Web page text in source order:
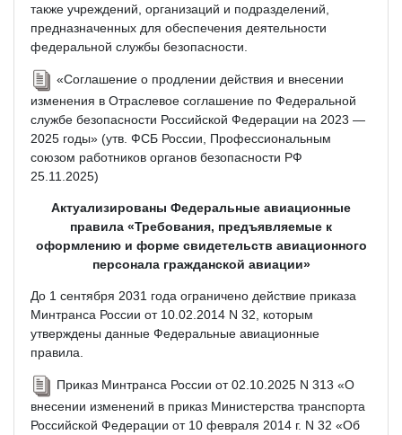
также учреждений, организаций и подразделений,
предназначенных для обеспечения деятельности
федеральной службы безопасности.
«Соглашение о продлении действия и внесении
изменения в Отраслевое соглашение по Федеральной
службе безопасности Российской Федерации на 2023 —
2025 годы» (утв. ФСБ России, Профессиональным
союзом работников органов безопасности РФ
25.11.2025)
Актуализированы Федеральные авиационные
правила «Требования, предъявляемые к
оформлению и форме свидетельств авиационного
персонала гражданской авиации»
До 1 сентября 2031 года ограничено действие приказа
Минтранса России от 10.02.2014 N 32, которым
утверждены данные Федеральные авиационные
правила.
Приказ Минтранса России от 02.10.2025 N 313 «О
внесении изменений в приказ Министерства транспорта
Российской Федерации от 10 февраля 2014 г. N 32 «Об